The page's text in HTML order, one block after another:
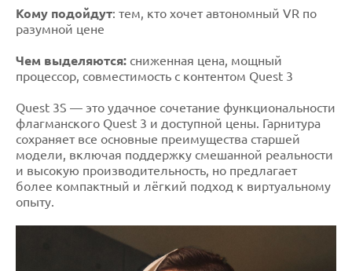
Кому подойдут: тем, кто хочет автономный VR по
разумной цене
Чем выделяются: сниженная цена, мощный
процессор, совместимость с контентом Quest 3
Quest 3S — это удачное сочетание функциональности
флагманского Quest 3 и доступной цены. Гарнитура
сохраняет все основные преимущества старшей
модели, включая поддержку смешанной реальности
и высокую производительность, но предлагает
более компактный и лёгкий подход к виртуальному
опыту.